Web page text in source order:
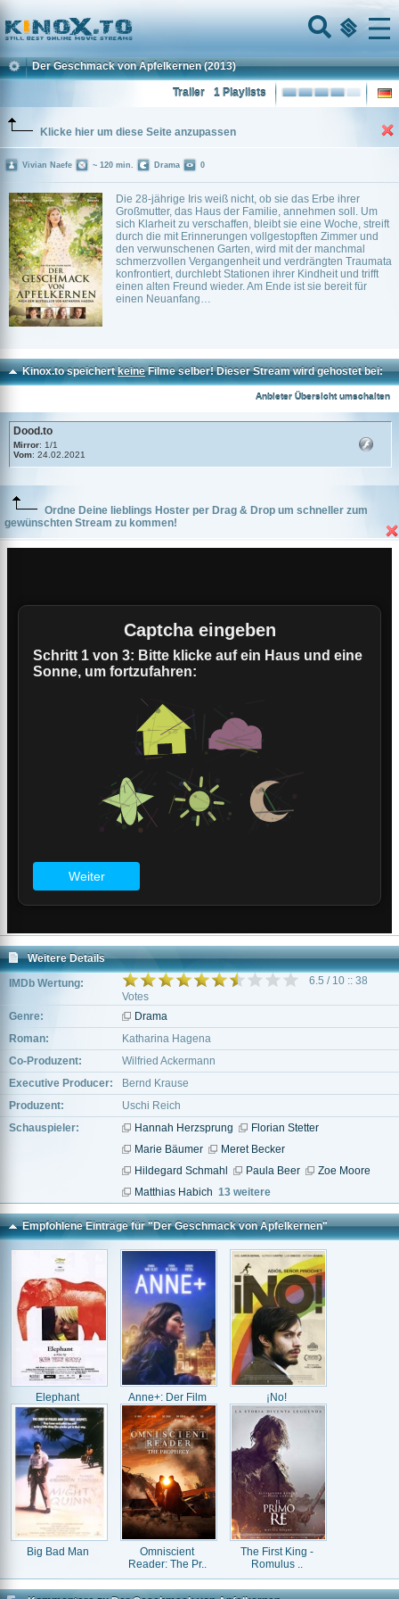
Home
Menu
Der Geschmack von Apfelkernen (2013)
1 Playlists
Trailer
Klicke hier um diese Seite anzupassen
Die 28-jährige Iris weiß nicht, ob sie das Erbe ihrer
Großmutter, das Haus der Familie, annehmen soll. Um
sich Klarheit zu verschaffen, bleibt sie eine Woche, streift
durch die mit Erinnerungen vollgestopften Zimmer und
den verwunschenen Garten, wird mit der manchmal
schmerzvollen Vergangenheit und verdrängten Traumata
konfrontiert, durchlebt Stationen ihrer Kindheit und trifft
einen alten Freund wieder. Am Ende ist sie bereit für
einen Neuanfang…
Vivian Naefe ~ 120 min. Drama 0
Kinox.to speichertkeineFilme selber! Dieser Stream wird gehostet bei:
Anbieter Übersicht umschalten
Dood.to
Mirror: 1/1
Vom: 24.02.2021
Ordne Deine lieblings Hoster per Drag & Drop um schneller zum
gewünschten Stream zu kommen!
Weitere Details
IMDb Wertung:
6.5 / 10 :: 38
Votes
Genre:
Drama
Roman:
Katharina Hagena
Co-Produzent:
Wilfried Ackermann
Executive Producer:
Bernd Krause
Produzent:
Uschi Reich
Schauspieler:
Hannah Herzsprung
Florian Stetter
Marie Bäumer
Meret Becker
Hildegard Schmahl
Paula Beer
Zoe Moore
Matthias Habich 13 weitere
Empfohlene Einträge für "Der Geschmack von Apfelkernen"
Elephant Anne+: Der Film ¡No!
Big Bad Man
Omniscient
Reader: The Pr..
The First King -
Romulus ..